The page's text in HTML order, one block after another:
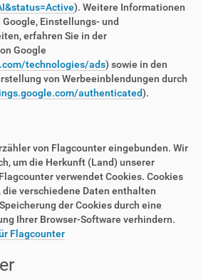
). Weitere Informationen
Einstellungs- und
erfahren Sie in der
Google
technologies/ads) sowie in den
von Werbeeinblendungen durch
authenticated).
von Flagcounter eingebunden. Wir
um die Herkunft (Land) unserer
verwendet Cookies. Cookies
verschiedene Daten enthalten
der Cookies durch eine
Ihrer Browser-Software verhindern.
Flagcounter